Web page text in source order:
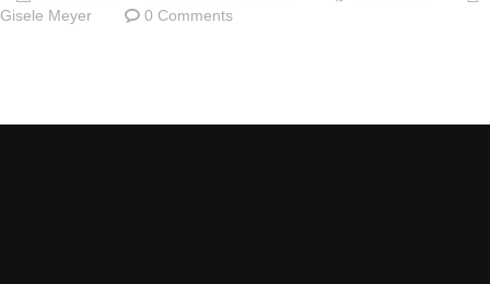
Gisele Meyer
0 Comments